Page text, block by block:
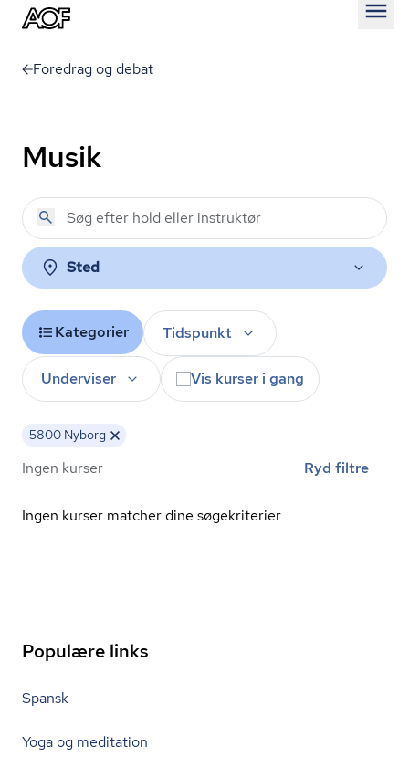
Foredrag og debat
Musik
Sted
Kategorier Tidspunkt
Underviser Vis kurser i gang
5800 Nyborg
Ingen kurser Ryd filtre
Ingen kurser matcher dine søgekriterier
Populære links
Spansk
Yoga og meditation